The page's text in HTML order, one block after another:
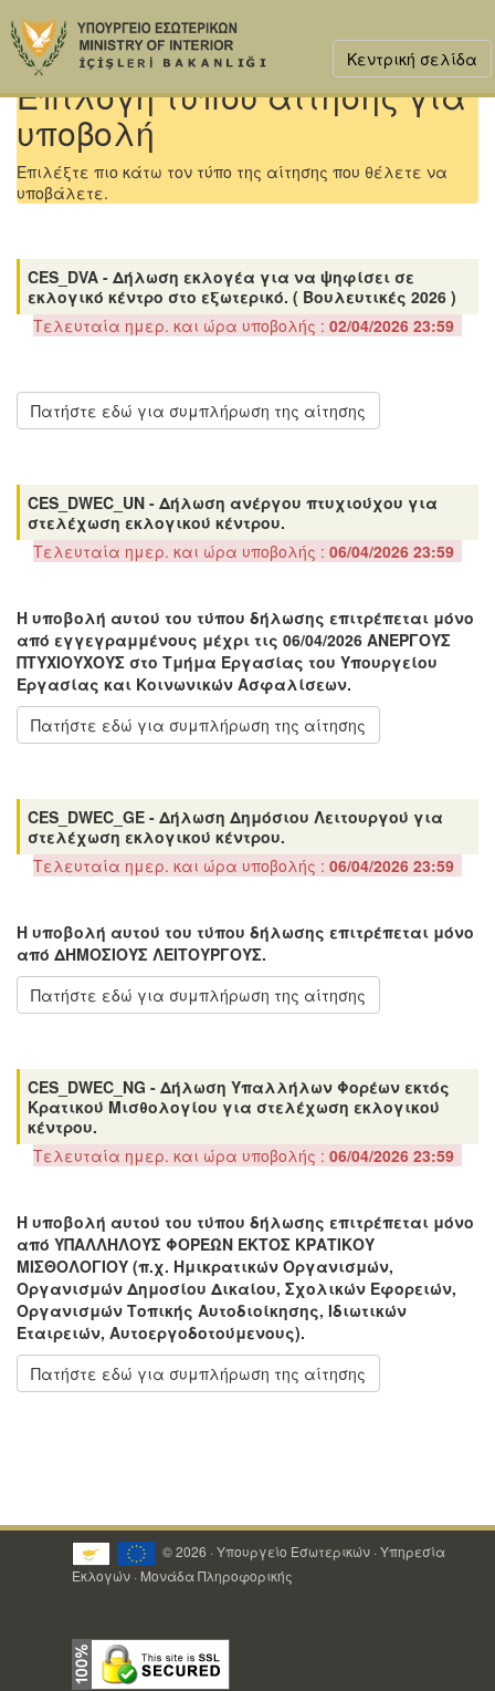
Κεντρική σελίδα
Επιλογή τύπου αίτησης για
υποβολή
Επιλέξτε πιο κάτω τον τύπο της αίτησης που θέλετε να
υποβάλετε.
CES_DVA - Δήλωση εκλογέα για να ψηφίσει σε
εκλογικό κέντρο στο εξωτερικό. ( Βουλευτικές 2026 )
Τελευταία ημερ. και ώρα υποβολής : 02/04/2026 23:59
Πατήστε εδώ για συμπλήρωση της αίτησης
CES_DWEC_UN - Δήλωση ανέργου πτυχιούχου για
στελέχωση εκλογικού κέντρου.
Τελευταία ημερ. και ώρα υποβολής : 06/04/2026 23:59
Η υποβολή αυτού του τύπου δήλωσης επιτρέπεται μόνο
από εγγεγραμμένους μέχρι τις 06/04/2026 ΑΝΕΡΓΟΥΣ
ΠΤΥΧΙΟΥΧΟΥΣ στο Τμήμα Εργασίας του Υπουργείου
Εργασίας και Κοινωνικών Ασφαλίσεων.
Πατήστε εδώ για συμπλήρωση της αίτησης
CES_DWEC_GE - Δήλωση Δημόσιου Λειτουργού για
στελέχωση εκλογικού κέντρου.
Τελευταία ημερ. και ώρα υποβολής : 06/04/2026 23:59
Η υποβολή αυτού του τύπου δήλωσης επιτρέπεται μόνο
από ΔΗΜΟΣΙΟΥΣ ΛΕΙΤΟΥΡΓΟΥΣ.
Πατήστε εδώ για συμπλήρωση της αίτησης
CES_DWEC_NG - Δήλωση Υπαλλήλων Φορέων εκτός
Κρατικού Μισθολογίου για στελέχωση εκλογικού
κέντρου.
Τελευταία ημερ. και ώρα υποβολής : 06/04/2026 23:59
Η υποβολή αυτού του τύπου δήλωσης επιτρέπεται μόνο
από ΥΠΑΛΛΗΛΟΥΣ ΦΟΡΕΩΝ ΕΚΤΟΣ ΚΡΑΤΙΚΟΥ
ΜΙΣΘΟΛΟΓΙΟΥ (π.χ. Ημικρατικών Οργανισμών,
Οργανισμών Δημοσίου Δικαίου, Σχολικών Εφορειών,
Οργανισμών Τοπικής Αυτοδιοίκησης, Ιδιωτικών
Εταιρειών, Αυτοεργοδοτούμενους).
Πατήστε εδώ για συμπλήρωση της αίτησης
© 2026 · Υπουργείο Εσωτερικών · Υπηρεσία
Εκλογών · Μονάδα Πληροφορικής